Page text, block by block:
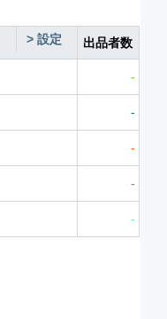
> 設定 出品者数
-
-
-
-
-